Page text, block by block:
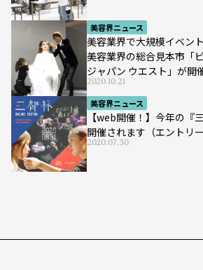
美容界ニュース
美容業界で大規模イベン
美容業界の総合見本市「
ジャパン ウエスト」が開
2020.10.21
美容界ニュース
【web開催！】今年の『
開催されます（エントリ
2020.07.30